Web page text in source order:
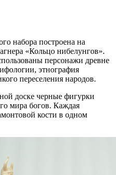
набора построена на
«Кольцо нибелунгов».
персонажи древне
этнография
переселения народов.
доске черные фигурки
мира богов. Каждая
кости в одном